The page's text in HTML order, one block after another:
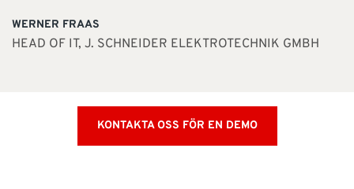
WERNER FRAAS
HEAD OF IT, J. SCHNEIDER ELEKTROTECHNIK GMBH
KONTAKTA OSS FÖR EN DEMO